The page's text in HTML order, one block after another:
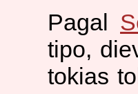
Pagal
tipo,
tokias